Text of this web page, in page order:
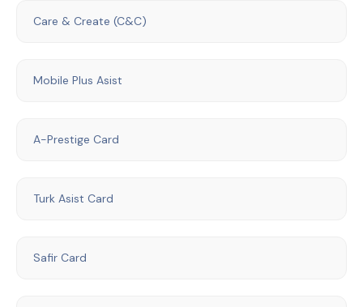
Care & Create (C&C)
Mobile Plus Asist
A-Prestige Card
Turk Asist Card
Safir Card